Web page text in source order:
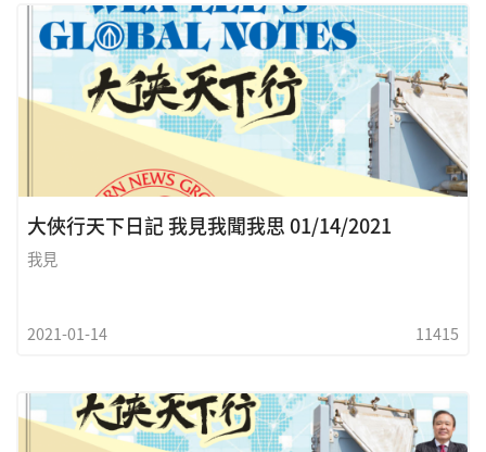
大俠行天下日記 我見我聞我思 01/14/2021
我見
2021-01-14 11415